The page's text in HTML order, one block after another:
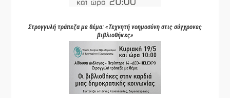
Στρογγυλή τράπεζα με θέμα: «Τεχνητή νοημοσύνη στις σύγχρονες
βιβλιοθήκες»